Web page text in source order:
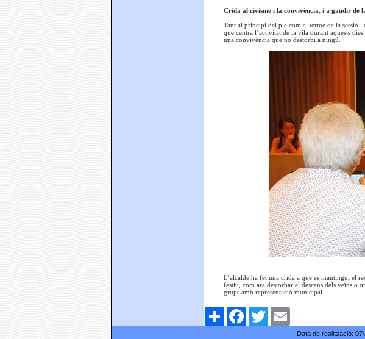
Crida al civisme i la convivència, i a gaudir de
Tant al principi del ple com al terme de la sessió
que centra l’activitat de la vila durant aquests
una convivència que no destorbi a ningú.
L’alcalde ha fet una crida a que es mantingui el
festiu, com ara destorbar el descans dels veïns o
grups amb representació municipal.
ComparteixFacebookTwitter
Data de realització: